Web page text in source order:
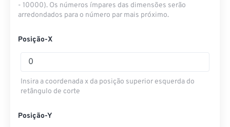
- 10000). Os números ímpares das dimensões serão
arredondados para o número par mais próximo.
Posição-X
Insira a coordenada x da posição superior esquerda do
retângulo de corte
Posição-Y